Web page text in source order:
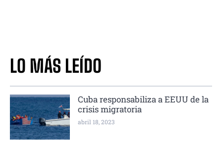
LO MÁS LEÍDO
Cuba responsabiliza a EEUU de la
crisis migratoria
abril 18, 2023